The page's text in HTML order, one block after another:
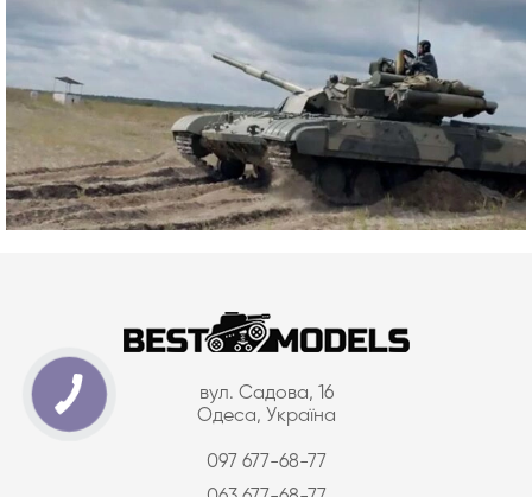
вул. Садова, 16
Одеса, Україна
097 677-68-77